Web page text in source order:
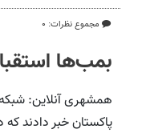
مجموع نظرات: ۰
بمب‌ها استقبال
همشهری آنلاین:
پاکستان خبر دادند